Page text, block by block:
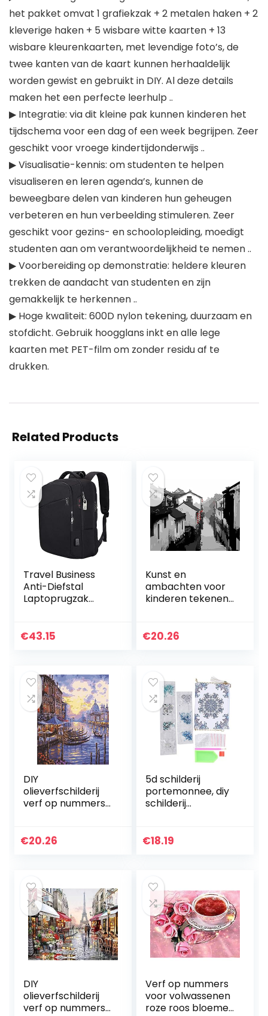
het pakket omvat 1 grafiekzak + 2 metalen haken + 2
kleverige haken + 5 wisbare witte kaarten + 13
wisbare kleurenkaarten, met levendige foto’s, de
twee kanten van de kaart kunnen herhaaldelijk
worden gewist en gebruikt in DIY. Al deze details
maken het een perfecte leerhulp ..
▶ Integratie: via dit kleine pak kunnen kinderen het
tijdschema voor een dag of een week begrijpen. Zeer
geschikt voor vroege kindertijdonderwijs ..
▶ Visualisatie-kennis: om studenten te helpen
visualiseren en leren agenda’s, kunnen de
beweegbare delen van kinderen hun geheugen
verbeteren en hun verbeelding stimuleren. Zeer
geschikt voor gezins- en schoolopleiding, moedigt
studenten aan om verantwoordelijkheid te nemen ..
▶ Voorbereiding op demonstratie: heldere kleuren
trekken de aandacht van studenten en zijn
gemakkelijk te herkennen ..
▶ Hoge kwaliteit: 600D nylon tekening, duurzaam en
stofdicht. Gebruik hoogglans inkt en alle lege
kaarten met PET-film om zonder residu af te
drukken.
Related Products
Travel Business
Anti-Diefstal
Laptoprugzak
Universiteitsrugzak
€43.15
Kunst en
ambachten voor
kinderen tekenen
verf op nummers
€20.26
DIY
olieverfschilderij
verf op nummers
beginners met
€20.26
5d schilderij
portemonnee, diy
schilderij
diy schilderij
€18.19
DIY
olieverfschilderij
verf op nummers
Verf op nummers
voor volwassenen
roze roos bloemen